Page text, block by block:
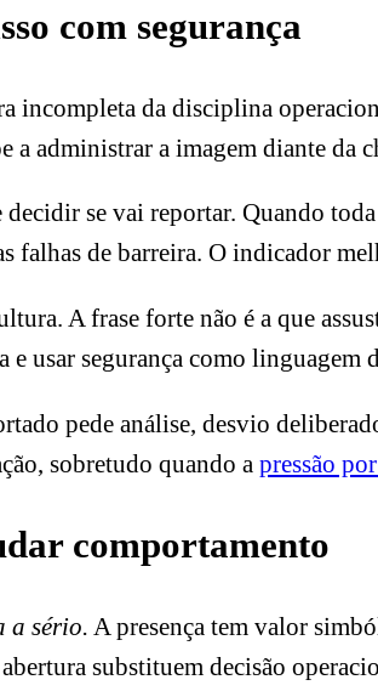
com segurança
incompleta da disciplina
a administrar a imagem diante da
se vai reportar. Quando
falhas de barreira. O indicador
A frase forte não é a que
usar segurança como linguagem
pede análise, desvio
sobretudo quando a pressão
comportamento
a sério. A presença tem valor
substituem decisão